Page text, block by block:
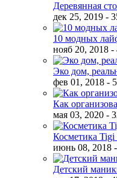
Деревянная
дек 25, 2019 -
10 модных
нояб 20, 2018 -
Эко дом,
фев 01, 2018 -
Как
мая 03, 2020 -
Косметика Tigi
июнь 08, 2018
Детский